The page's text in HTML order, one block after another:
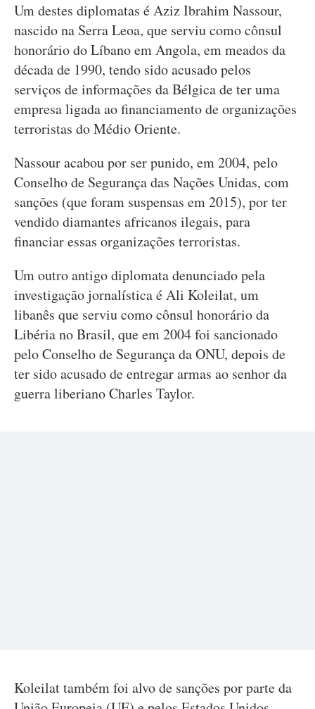
Um destes diplomatas é Aziz Ibrahim Nassour,
nascido na Serra Leoa, que serviu como cônsul
honorário do Líbano em Angola, em meados da
década de 1990, tendo sido acusado pelos
serviços de informações da Bélgica de ter uma
empresa ligada ao financiamento de organizações
terroristas do Médio Oriente.
Nassour acabou por ser punido, em 2004, pelo
Conselho de Segurança das Nações Unidas, com
sanções (que foram suspensas em 2015), por ter
vendido diamantes africanos ilegais, para
financiar essas organizações terroristas.
Um outro antigo diplomata denunciado pela
investigação jornalística é Ali Koleilat, um
libanês que serviu como cônsul honorário da
Libéria no Brasil, que em 2004 foi sancionado
pelo Conselho de Segurança da ONU, depois de
ter sido acusado de entregar armas ao senhor da
guerra liberiano Charles Taylor.
Koleilat também foi alvo de sanções por parte da